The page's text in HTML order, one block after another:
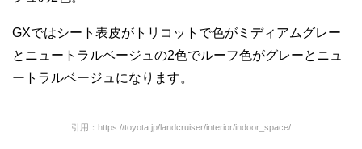
GXではシート表皮がトリコットで色がミディアムグレー
とニュートラルベージュの2色でルーフ色がグレーとニュ
ートラルベージュになります。
引用：https://toyota.jp/landcruiser/interior/indoor_space/